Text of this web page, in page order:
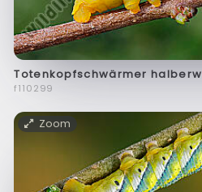
Totenkopfschwärmer
f110299
Zoom